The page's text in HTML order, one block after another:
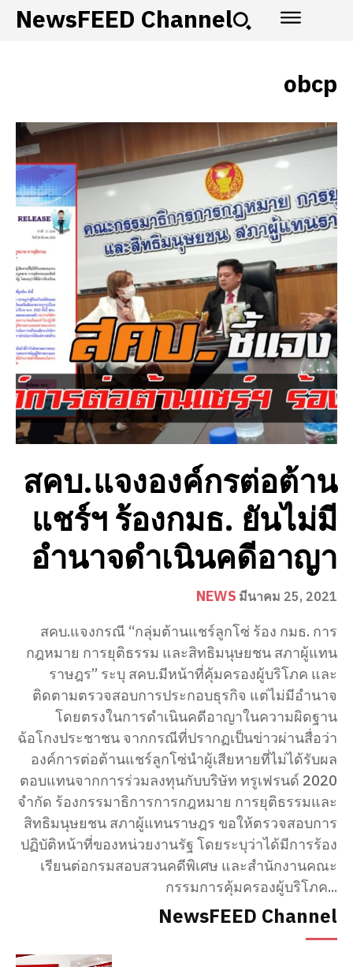
NewsFEED Channel
obcp
สคบ.แจงองค์กรต่อต้าน
แชร์ฯ ร้องกมธ. ยันไม่มี
อำนาจดำเนินคดีอาญา
NEWS มีนาคม 25, 2021
สคบ.แจงกรณี “กลุ่มต้านแชร์ลูกโซ่ ร้อง กมธ. การ
กฎหมาย การยุติธรรม และสิทธิมนุษยชน สภาผู้แทน
ราษฎร” ระบุ สคบ.มีหน้าที่คุ้มครองผู้บริโภค และ
ติดตามตรวจสอบการประกอบธุรกิจ แต่ไม่มีอำนาจ
โดยตรงในการดำเนินคดีอาญาในความผิดฐาน
ฉ้อโกงประชาชน จากกรณีที่ปรากฏเป็นข่าวผ่านสื่อว่า
องค์การต่อต้านแชร์ลูกโซ่นำผู้เสียหายที่ไม่ได้รับผล
ตอบแทนจากการร่วมลงทุนกับบริษัท ทรูเฟรนด์ 2020
จำกัด ร้องกรรมาธิการการกฎหมาย การยุติธรรมและ
สิทธิมนุษยชน สภาผู้แทนราษฎร ขอให้ตรวจสอบการ
ปฏิบัติหน้าที่ของหน่วยงานรัฐ โดยระบุว่าได้มีการร้อง
เรียนต่อกรมสอบสวนคดีพิเศษ และสำนักงานคณะ
กรรมการคุ้มครองผู้บริโภค...
NewsFEED Channel